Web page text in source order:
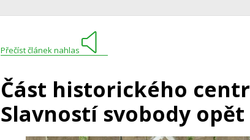
Přečíst článek nahlas
Část historického
Slavností svobody